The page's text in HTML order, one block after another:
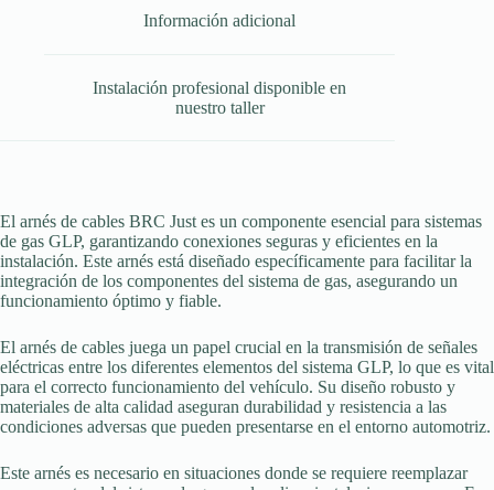
Información adicional
Instalación profesional disponible en
nuestro taller
El arnés de cables BRC Just es un componente esencial para sistemas
de gas GLP, garantizando conexiones seguras y eficientes en la
instalación. Este arnés está diseñado específicamente para facilitar la
integración de los componentes del sistema de gas, asegurando un
funcionamiento óptimo y fiable.
El arnés de cables juega un papel crucial en la transmisión de señales
eléctricas entre los diferentes elementos del sistema GLP, lo que es vital
para el correcto funcionamiento del vehículo. Su diseño robusto y
materiales de alta calidad aseguran durabilidad y resistencia a las
condiciones adversas que pueden presentarse en el entorno automotriz.
Este arnés es necesario en situaciones donde se requiere reemplazar